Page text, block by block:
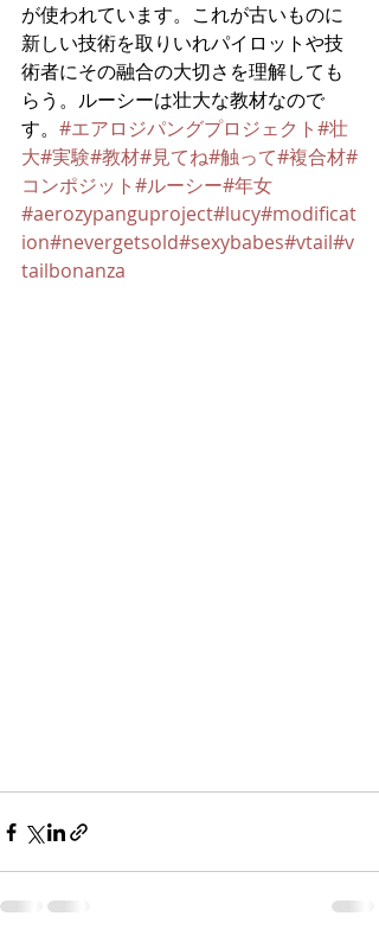
が使われています。これが古いものに
新しい技術を取りいれパイロットや技
術者にその融合の大切さを理解しても
らう。ルーシーは壮大な教材なので
す。 #エアロジパングプロジェクト#壮
大#実験#教材#見てね#触って#複合材#
コンポジット#ルーシー#年女
#aerozypanguproject#lucy#modificat
ion#nevergetsold#sexybabes#vtail#v
tailbonanza